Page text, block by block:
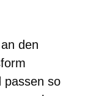
den
passen so